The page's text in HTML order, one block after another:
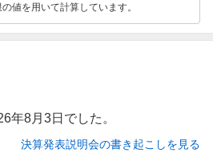
値を用いて計算しています。
年8月3日でした。
決算発表説明会の書き起こしを見る